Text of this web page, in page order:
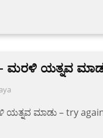
– ಮರಳಿ ಯತ್ನವ
ಯತ್ನವ ಮಾಡು – try